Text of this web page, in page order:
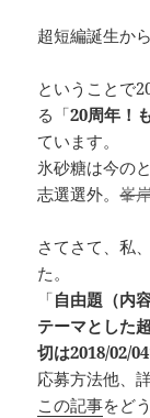
超短編誕生か
ということで
る「20周年！
ています。
氷砂糖は今の
志選選外。峯
さてさて、私
た。
「自由題（内
テーマとした
切は2018/02/04
応募方法他、
この記事をど